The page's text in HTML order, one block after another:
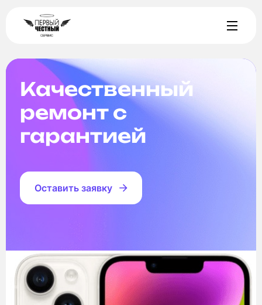
Качественный
ремонт с
гарантией
Оставить заявку